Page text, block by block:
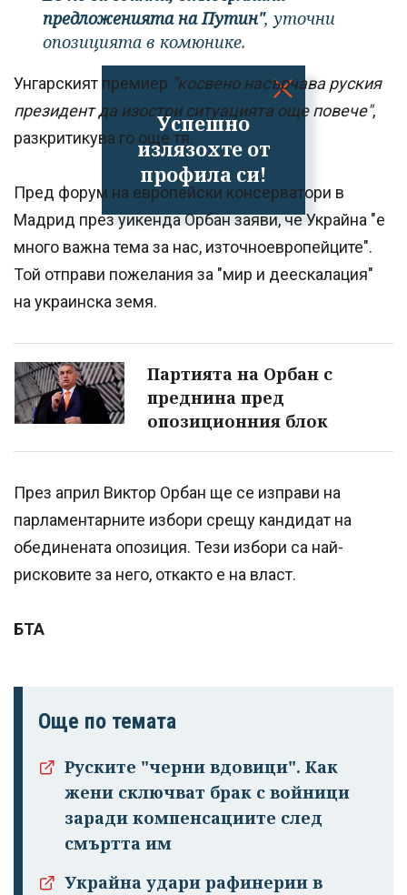
Успешно
излязохте от
профила си!
предложенията на Путин", уточни
опозицията в комюнике.
Унгарският премиер "косвено насърчава руския
президент да изостри ситуацията още повече",
разкритикува го още тя.
Пред форум на европейски консерватори в
Мадрид през уикенда Орбан заяви, че Украйна "е
много важна тема за нас, източноевропейците".
Той отправи пожелания за "мир и деескалация"
на украинска земя.
Партията на Орбан с
преднина пред
опозиционния блок
През април Виктор Орбан ще се изправи на
парламентарните избори срещу кандидат на
обединената опозиция. Тези избори са най-
рисковите за него, откакто е на власт.
БТА
Още по темата
Руските "черни вдовици". Как
жени сключват брак с войници
заради компенсациите след
смъртта им
Украйна удари рафинерии в